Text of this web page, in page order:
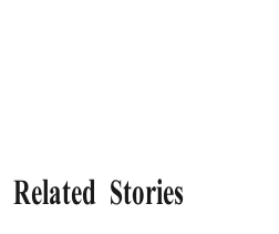
Related Stories